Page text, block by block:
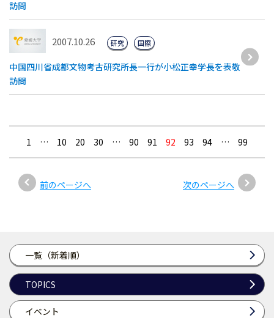
一覧（新着順）
TOPICS
イベント
訪問
2007.10.26
中国四川省成都文物考古研究所長一行が小松正幸学長を表敬
訪問
研究 国際
1
前のページへ
… 10 20 30 … 90 91 92 93 94 …
次のページへ
99